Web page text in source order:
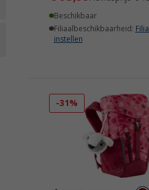
Beschikbaar
Filiaalbeschikbaarheid:
instellen
-31%